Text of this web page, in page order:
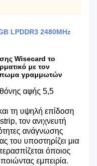
LPDDR3 2480MHz
Wisecard το
με τον
γραμμωτών
αφής 5,5
τη υψηλή επίδοση
τον ανιχνευτή
ανάγνωσης
του υποστηρίζει μια
όποιος
εμπειρία.